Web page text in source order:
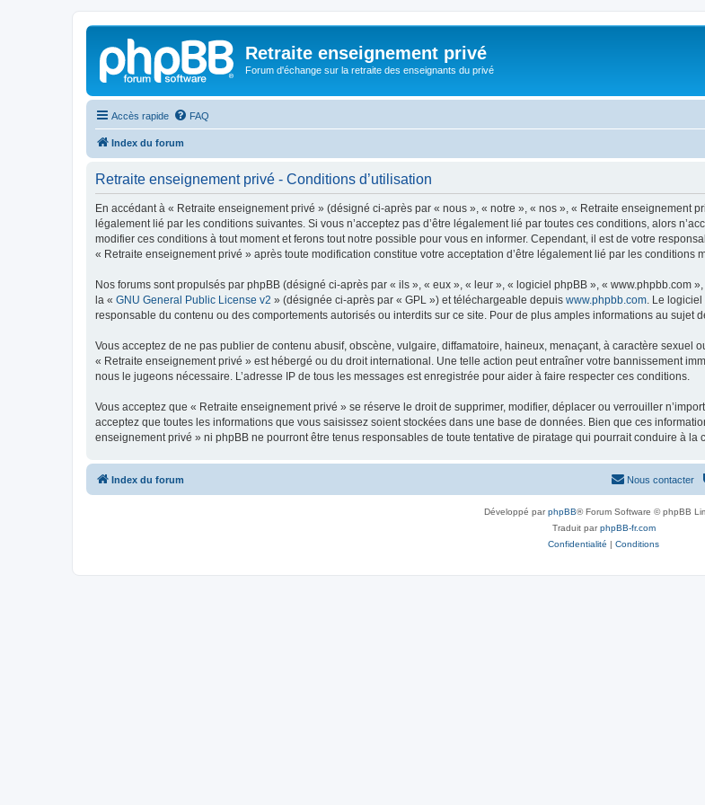
Retraite enseignement privé
Forum d'échange sur la retraite des enseignants du privé
Accès rapide FAQ
Index du forum
Retraite enseignement privé - Conditions d’utilisation
En accédant à « Retraite enseignement privé » (désigné ci-après par « nous », « notre », « nos », « Retraite enseignement
légalement lié par les conditions suivantes. Si vous n’acceptez pas d’être légalement lié par toutes ces conditions, alors
modifier ces conditions à tout moment et ferons tout notre possible pour vous en informer. Cependant, il est de votre
« Retraite enseignement privé » après toute modification constitue votre acceptation d’être légalement lié par les conditions
Nos forums sont propulsés par phpBB (désigné ci-après par « ils », « eux », « leur », « logiciel phpBB », « www.phpbb.com
la « GNU General Public License v2 » (désignée ci-après par « GPL ») et téléchargeable depuis www.phpbb.com . Le
responsable du contenu ou des comportements autorisés ou interdits sur ce site. Pour de plus amples informations au sujet
Vous acceptez de ne pas publier de contenu abusif, obscène, vulgaire, diffamatoire, haineux, menaçant, à caractère sexuel
« Retraite enseignement privé » est hébergé ou du droit international. Une telle action peut entraîner votre bannissement
nous le jugeons nécessaire. L’adresse IP de tous les messages est enregistrée pour aider à faire respecter ces conditions.
Vous acceptez que « Retraite enseignement privé » se réserve le droit de supprimer, modifier, déplacer ou verrouiller
acceptez que toutes les informations que vous saisissez soient stockées dans une base de données. Bien que ces
enseignement privé » ni phpBB ne pourront être tenus responsables de toute tentative de piratage qui pourrait conduire à la
Index du forum Nous contacter
Développé parphpBB® Forum Software © phpBB
Traduit parphpBB-fr.com
Confidentialité | Conditions